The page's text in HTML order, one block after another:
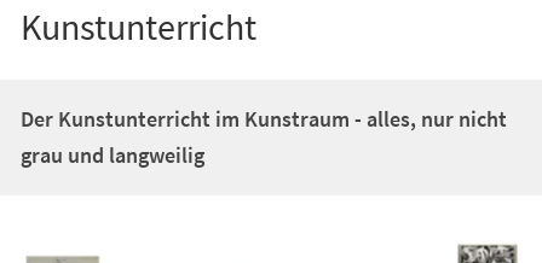
Kunstunterricht
Der Kunstunterricht im Kunstraum - alles, nur nicht
grau und langweilig